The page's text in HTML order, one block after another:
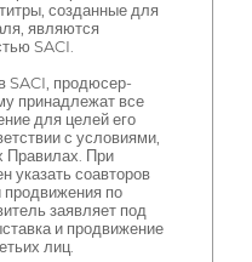
созданные для
являются
SACI.
SACI, продюсер-
принадлежат все
для целей его
с условиями,
Правилах. При
указать соавторов
продвижения по
заявляет под
и продвижение
лиц.